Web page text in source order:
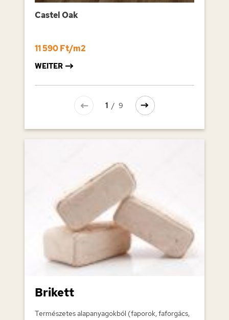
Castel Oak
11 590 Ft/m2
WEITER
1 / 9
Brikett
Természetes alapanyagokból (faporok, faforgács,